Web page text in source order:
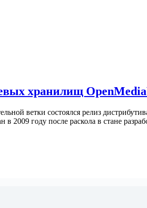
хранилищ
ветки состоялся релиз
году после раскола в стане